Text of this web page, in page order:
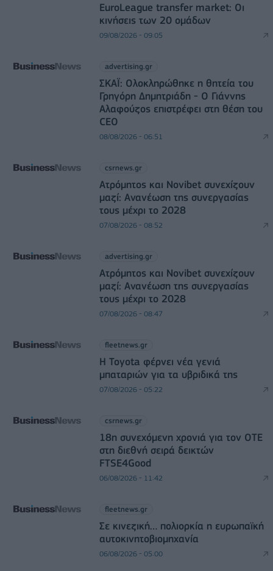
EuroLeague transfer market: Οι
κινήσεις των 20 ομάδων
09/08/2026 - 09:05
advertising.gr
ΣΚΑΪ: Ολοκληρώθηκε η θητεία του
Γρηγόρη Δημητριάδη - Ο Γιάννης
Αλαφούζος επιστρέφει στη θέση του
CEO
08/08/2026 - 06:51
csrnews.gr
Ατρόμητος και Novibet συνεχίζουν
μαζί: Ανανέωση της συνεργασίας
τους μέχρι το 2028
07/08/2026 - 08:52
advertising.gr
Ατρόμητος και Novibet συνεχίζουν
μαζί: Ανανέωση της συνεργασίας
τους μέχρι το 2028
07/08/2026 - 08:47
fleetnews.gr
Η Toyota φέρνει νέα γενιά
μπαταριών για τα υβριδικά της
07/08/2026 - 05:22
csrnews.gr
18η συνεχόμενη χρονιά για τον ΟΤΕ
στη διεθνή σειρά δεικτών
FTSE4Good
06/08/2026 - 11:42
fleetnews.gr
Σε κινεζική… πολιορκία η ευρωπαϊκή
αυτοκινητοβιομηχανία
06/08/2026 - 05:00